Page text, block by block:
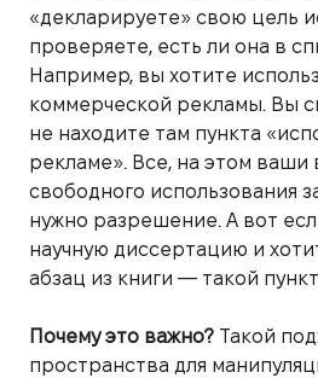
«декларируете» свою цель
проверяете, есть ли она в
Например, вы хотите
коммерческой рекламы. Вы
не находите там пункта
рекламе». Все, на этом ваши
свободного использования
нужно разрешение. А вот
научную диссертацию и
абзац из книги — такой
Почему это важно? Такой
пространства для